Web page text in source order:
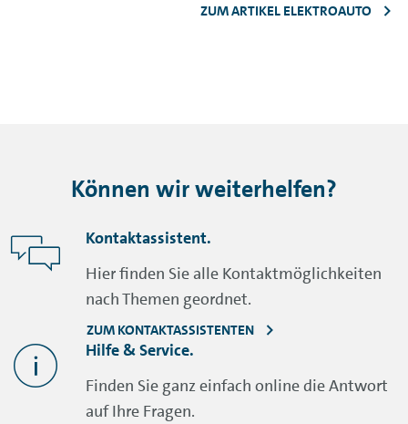
ZUM ARTIKEL ELEKTROAUTO
Können wir weiterhelfen?
Kontaktassistent.
Hier finden Sie alle Kontaktmöglichkeiten
nach Themen geordnet.
ZUM KONTAKTASSISTENTEN
Hilfe & Service.
Finden Sie ganz einfach online die Antwort
auf Ihre Fragen.